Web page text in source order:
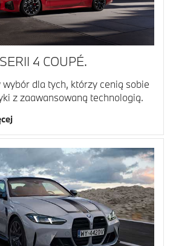
4 COUPÉ.
dla tych, którzy cenią sobie
z zaawansowaną technologią.